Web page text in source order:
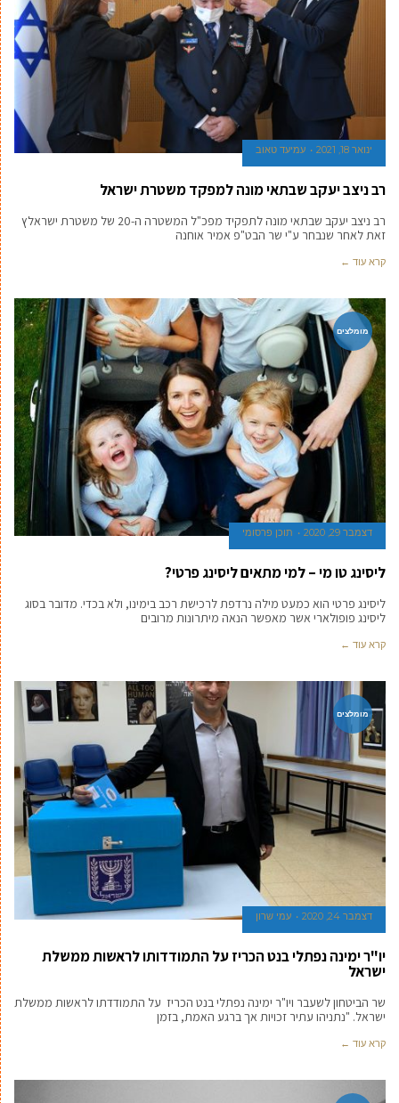
ינואר 18, 2021 עמיעד טאוב
רב ניצב יעקב שבתאי מונה למפקד משטרת ישראל
רב ניצב יעקב שבתאי מונה לתפקיד מפכ"ל המשטרה ה-20 של משטרת ישראלץ
זאת לאחר שנבחר ע"י שר הבט"פ אמיר אוחנה
קרא עוד ←
מומלצים
דצמבר 29, 2020 תוכן פרסומי
ליסינג טו מי – למי מתאים ליסינג פרטי?
ליסינג פרטי הוא כמעט מילה נרדפת לרכישת רכב בימינו, ולא בכדי. מדובר בסוג
ליסינג פופולארי אשר מאפשר הנאה מיתרונות מרובים
קרא עוד ←
מומלצים
דצמבר 24, 2020 עמי שרון
יו"ר ימינה נפתלי בנט הכריז על התמודדותו לראשות ממשלת
ישראל
שר הביטחון לשעבר ויו"ר ימינה נפתלי בנט הכריז על התמודדתו לראשות ממשלת
ישראל. "נתניהו עתיר זכויות אך ברגע האמת, בזמן
קרא עוד ←